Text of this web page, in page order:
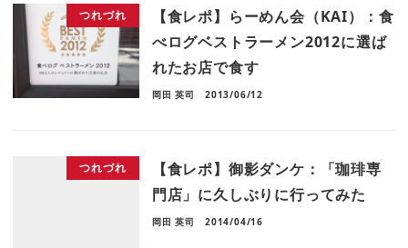
つれづれ
【食レポ】らーめん会（KAI）：食
べログベストラーメン2012に選ば
れたお店で食す
岡田 英司 2013/06/12
つれづれ
【食レポ】御影ダンケ：「珈琲専
門店」に久しぶりに行ってみた
岡田 英司 2014/04/16